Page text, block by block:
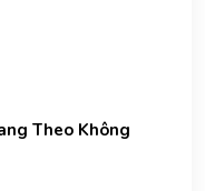
Theo Không